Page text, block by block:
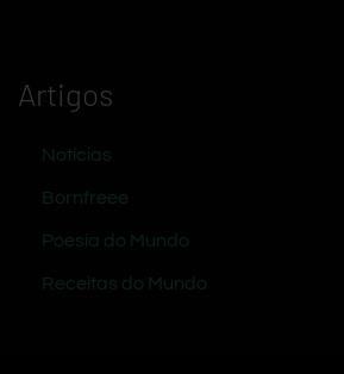
Artigos
Notícias
Bornfreee
Poesia do Mundo
Receitas do Mundo